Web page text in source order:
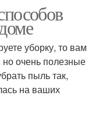
уборку, то вам
но очень полезные
пыль так,
на ваших